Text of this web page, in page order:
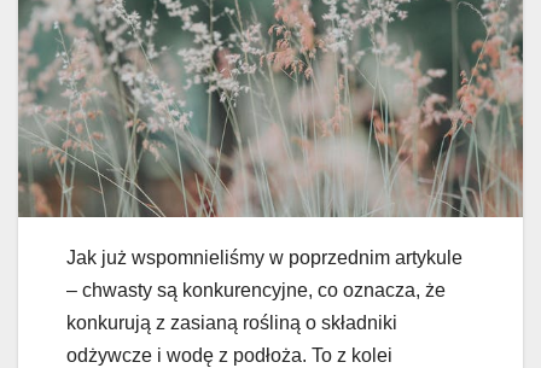
Jak już wspomnieliśmy w poprzednim artykule
– chwasty są konkurencyjne, co oznacza, że
konkurują z zasianą rośliną o składniki
odżywcze i wodę z podłoża. To z kolei